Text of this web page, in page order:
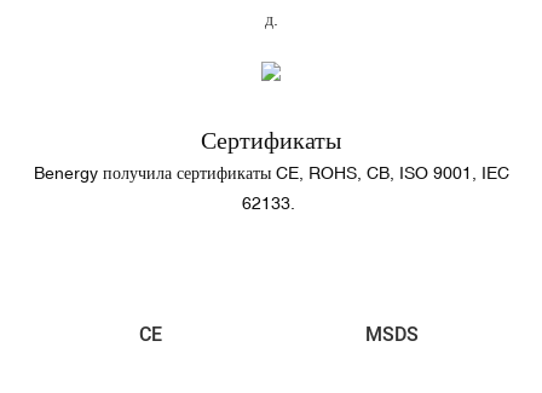
д.
Сертификаты
Benergy получила сертификаты CE, ROHS, CB, ISO 9001, IEC
62133.
CE MSDS